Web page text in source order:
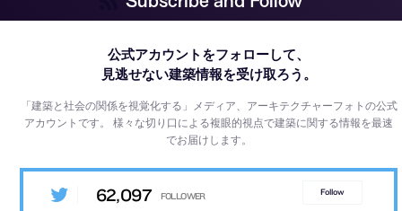
公式アカウントをフォローして、
見逃せない建築情報を受け取ろう。
「建築と社会の関係を視覚化する」メディア、アーキテクチャーフォトの公式
アカウントです。様々な切り口による複眼的視点で建築に関する情報を最速
でお届けします。
62,097 Follow